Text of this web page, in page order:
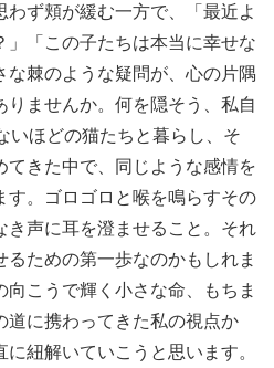
わず頬が緩む一方で、「最近よ
」「この子たちは本当に幸せな
な棘のような疑問が、心の片隅
りませんか。何を隠そう、私自
いほどの猫たちと暮らし、そ
てきた中で、同じような感情を
す。ゴロゴロと喉を鳴らすその
き声に耳を澄ませること。それ
ための第一歩なのかもしれま
こうで輝く小さな命、もちま
道に携わってきた私の視点か
紐解いていこうと思います。